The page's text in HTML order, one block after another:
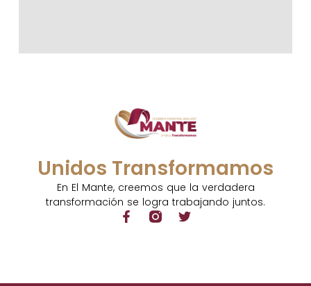
Unidos Transformamos
En El Mante, creemos que la verdadera
transformación se logra trabajando juntos.